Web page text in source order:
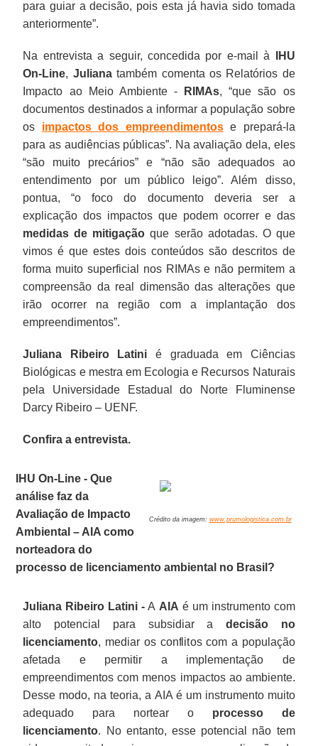
para guiar a decisão, pois esta já havia sido tomada
anteriormente”.
Na entrevista a seguir, concedida por e-mail à
IHU
On-Line, Julianatambém comenta os Relatórios de
Impacto ao Meio Ambiente -
RIMAs, “que são os
documentos destinados a informar a população sobre
os impactos dos empreendimentose prepará-la
para as audiências públicas”. Na avaliação dela, eles
“são muito precários” e “não são adequados ao
entendimento por um público leigo”. Além disso,
pontua, “o foco do documento deveria ser a
explicação dos impactos que podem ocorrer e das
medidas de mitigação que serão adotadas. O que
vimos é que estes dois conteúdos são descritos de
forma muito superficial nos RIMAs e não permitem a
compreensão da real dimensão das alterações que
irão ocorrer na região com a implantação dos
empreendimentos”.
Juliana Ribeiro Latini é graduada em Ciências
Biológicas e mestra em Ecologia e Recursos Naturais
pela Universidade Estadual do Norte Fluminense
Darcy Ribeiro – UENF.
Confira a entrevista.
Crédito da imagem: www.prumologistica.com.br
IHU On-Line - Que
análise faz da
Avaliação de Impacto
Ambiental – AIA como
norteadora do
processo de licenciamento ambiental no Brasil?
Juliana Ribeiro Latini - A AIA é um instrumento com
alto potencial para subsidiar a decisão no
licenciamento, mediar os conflitos com a população
afetada e permitir a implementação de
empreendimentos com menos impactos ao ambiente.
Desse modo, na teoria, a AIA é um instrumento muito
adequado para nortear o processo de
licenciamento. No entanto, esse potencial não tem